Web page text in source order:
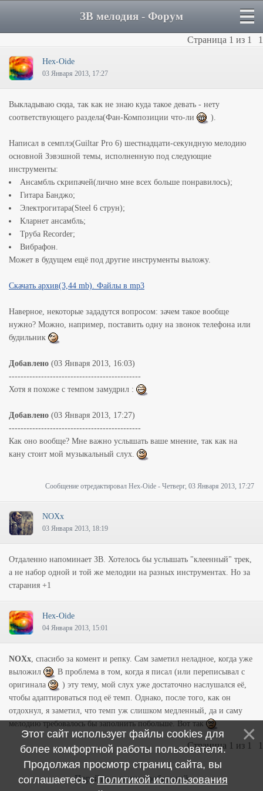
ЗВ мелодия - Форум
Страница 1 из 1 1
Hex-Oide
03 Января 2013, 17:27
Выкладываю сюда, так как не знаю куда такое девать - нету
соответствующего раздела(Фан-Композиции что-ли
).
Написал в семплэ(Guiltar Pro 6) шестнадцати-секундную мелодию
основной Зэвэшной темы, исполненную под следующие
инструменты:
Ансамбль скрипачей(лично мне всех больше понравилось);
Гитара Банджо;
Электрогитара(Steel 6 струн);
Кларнет ансамбль;
Труба Recorder;
Вибрафон.
Может в будущем ещё под другие инструменты выложу.
Скачать архив(3,44 mb). Файлы в mp3
Наверное, некоторые зададутся вопросом: зачем такое вообще
нужно? Можно, например, поставить одну на звонок телефона или
будильник
Добавлено (03 Января 2013, 16:03)
---------------------------------------------
Хотя я похоже с темпом замудрил :
Добавлено (03 Января 2013, 17:27)
---------------------------------------------
Как оно вообще? Мне важно услышать ваше мнение, так как на
кану стоит мой музыкальный слух.
Сообщение отредактировал Hex-Oide - Четверг, 03 Января 2013, 17:27
NOXx
03 Января 2013, 18:19
Отдаленно напоминает ЗВ. Хотелось бы услышать "клеенный" трек,
а не набор одной и той же мелодии на разных инструментах. Но за
старания +1
Hex-Oide
04 Января 2013, 15:01
NOXx, спасибо за комент и репку. Сам заметил неладное, когда уже
выложил
В проблема в том, когда я писал (или переписывал с
оригинала
) эту тему, мой слух уже достаточно наслушался её,
чтобы адаптироваться под её темп. Однако, после того, как он
отдохнул, я заметил, что темп уж слишком медленный, да и саму
мелодию требовалось бы заполнить побольше. Вот так
Страница 1 из 1 1
Перейти к ленте сообщений
Этот сайт использует файлы cookies для
более комфортной работы пользователя.
Продолжая просмотр страниц сайта, вы
соглашаетесь сПолитикой использования